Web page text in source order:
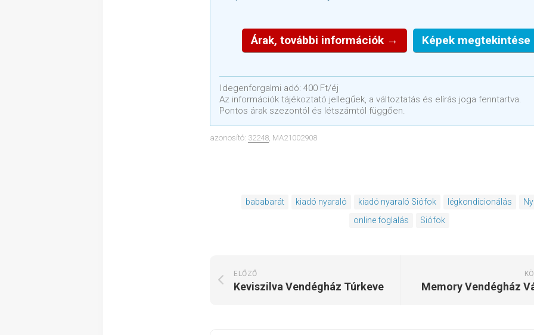
Árak, további információk → Képek
Idegenforgalmi adó: 400 Ft/éj
Az információk tájékoztató jellegűek, a változtatás és elírás joga fenntartva.
Pontos árak szezontól és létszámtól függően.
azonosító: 32248, MA21002908
bababarát kiadó nyaraló kiadó nyaraló Siófok légkondícionálás
online foglalás
Siófok
Memory Vendégház
ELŐZŐ
Keviszilva Vendégház Túrkeve